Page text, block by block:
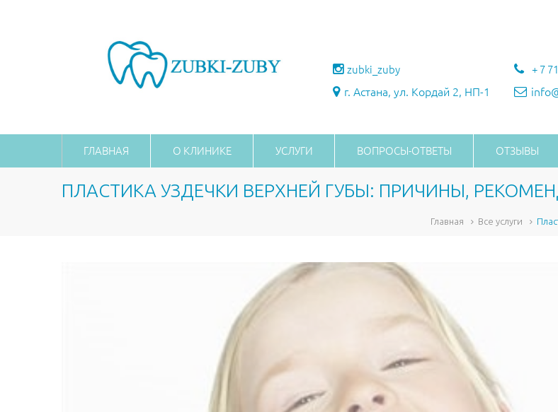
zubki_zuby
г. Астана, ул. Кордай 2, НП-1
+ 7
ГЛАВНАЯ О КЛИНИКЕ УСЛУГИ ВОПРОСЫ-ОТВЕТЫ ОТЗЫВЫ
ПЛАСТИКА УЗДЕЧКИ ВЕРХНЕЙ ГУБЫ: ПРИЧИНЫ,
Главная Все услуги